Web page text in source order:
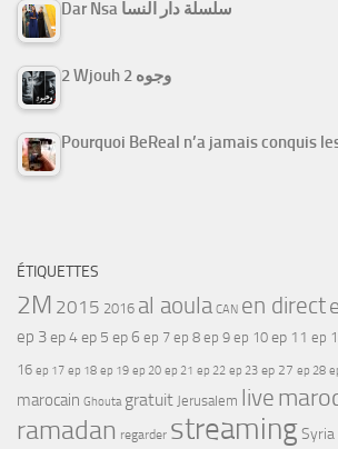
Dar Nsa سلسلة دار النسا
2 Wjouh 2 وجوه
Pourquoi BeReal n’a jamais conquis
ÉTIQUETTES
2M 2015 2016 al aoula CAN en direct
ep 3ep 4ep 5 ep 6 ep 7 ep 8 ep 9 ep 10 ep 11 ep
16 ep 17 ep 18 ep 19 ep 20 ep 21 ep 22 ep 23 ep 27 ep 28
marocain Ghouta gratuit Jerusalem live
ramadan regarder streamingSyria